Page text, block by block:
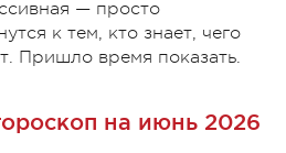
— просто
к тем, кто знает, чего
Пришло время показать.
на июнь 2026